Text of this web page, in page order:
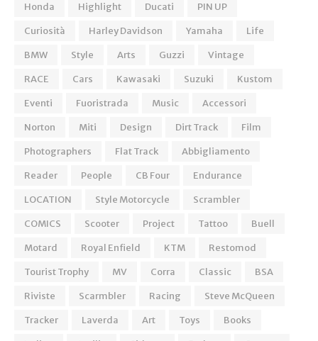
Honda
Highlight Ducati
PIN UP
Curiosità
Harley Davidson Yamaha
Life
BMW
Style Arts Guzzi
Vintage
RACE
Cars Kawasaki Suzuki
Kustom
Eventi
Fuoristrada Music
Accessori
Norton
Miti Design Dirt Track
Film
Photographers
Flat Track
Abbigliamento
Reader
People CB Four
Endurance
LOCATION
Style Motorcycle
Scrambler
COMICS
Scooter Project Tattoo
Buell
Motard
Royal Enfield KTM
Restomod
Tourist Trophy
MV Corra Classic
BSA
Riviste
Scarmbler Racing
Steve McQueen
Tracker
Laverda Art Toys
Books